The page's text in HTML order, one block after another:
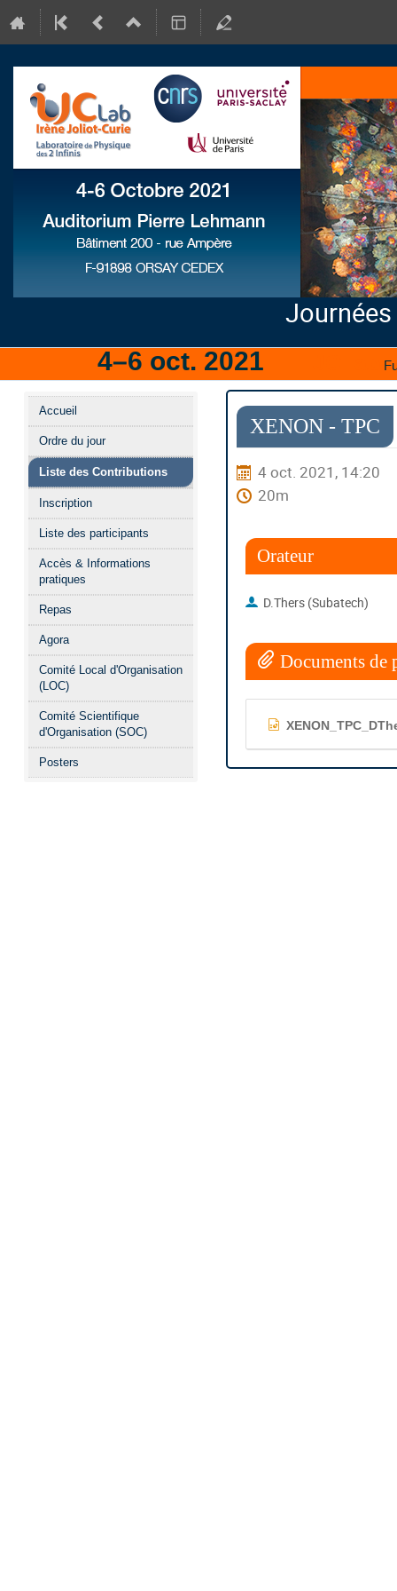
Journées
4–6 oct. 2021
Menu
de
l'événement
Accueil
Ordre du jour
Liste des Contributions
Inscription
Liste des participants
Accès & Informations
pratiques
Repas
Agora
Comité Local d'Organisation
(LOC)
Comité Scientifique
d'Organisation (SOC)
Posters
XENON - TPC
4 oct. 2021, 14:20
20m
Orateur
D.Thers (Subatech)
Documents de